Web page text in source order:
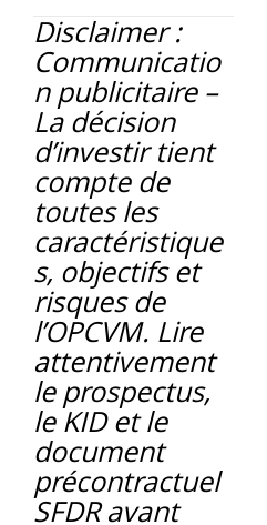
Disclaimer :
Communicatio
n publicitaire –
La décision
d’investir tient
compte de
toutes les
caractéristique
s, objectifs et
risques de
l’OPCVM. Lire
attentivement
le prospectus,
le KID et le
document
précontractuel
SFDR avant